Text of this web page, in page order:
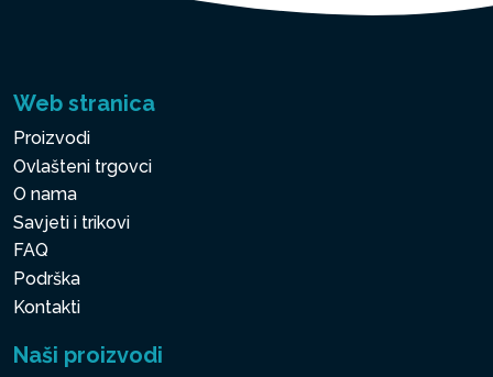
Web stranica
Proizvodi
Ovlašteni trgovci
O nama
Savjeti i trikovi
FAQ
Podrška
Kontakti
Naši proizvodi